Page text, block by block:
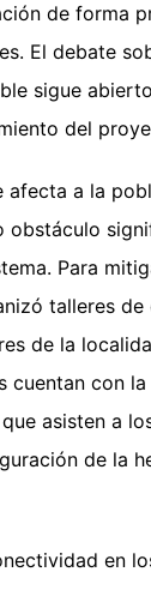
de forma
El debate
sigue
del
afecta a la
obstáculo
Para
talleres
de la
cuentan con
asisten a
de la
en